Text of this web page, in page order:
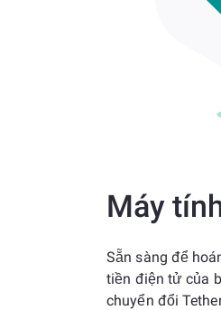
Máy
Sẵn sàng để
tiền điện tử của
chuyển đổi